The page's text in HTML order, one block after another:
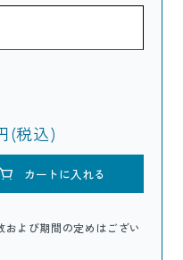
(税込)
カートに入れる
よび期間の定めはござい